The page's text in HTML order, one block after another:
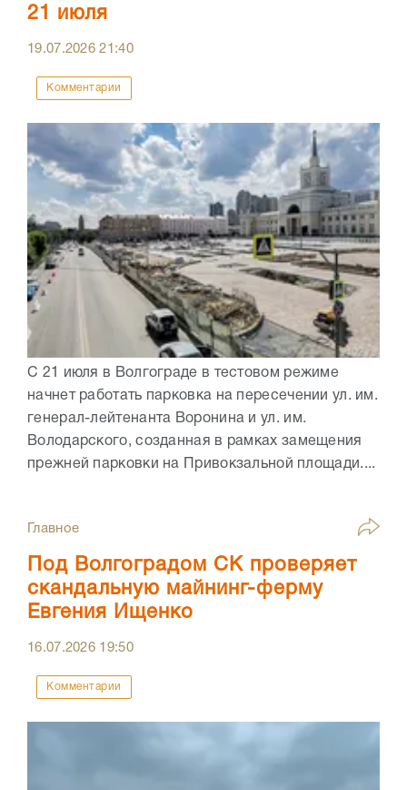
21 июля
19.07.202621:40
Комментарии
С 21 июля в Волгограде в тестовом режиме
начнет работать парковка на пересечении ул. им.
генерал-лейтенанта Воронина и ул. им.
Володарского, созданная в рамках замещения
прежней парковки на Привокзальной площади....
Главное
Под Волгоградом СК проверяет
скандальную майнинг-ферму
Евгения Ищенко
16.07.2026 19:50
Комментарии